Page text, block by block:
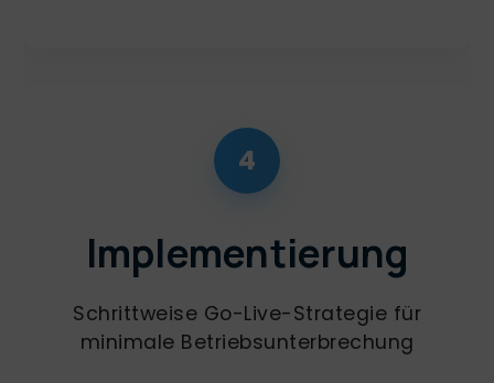
4
Implementierung
Schrittweise Go-Live-Strategie für
minimale Betriebsunterbrechung